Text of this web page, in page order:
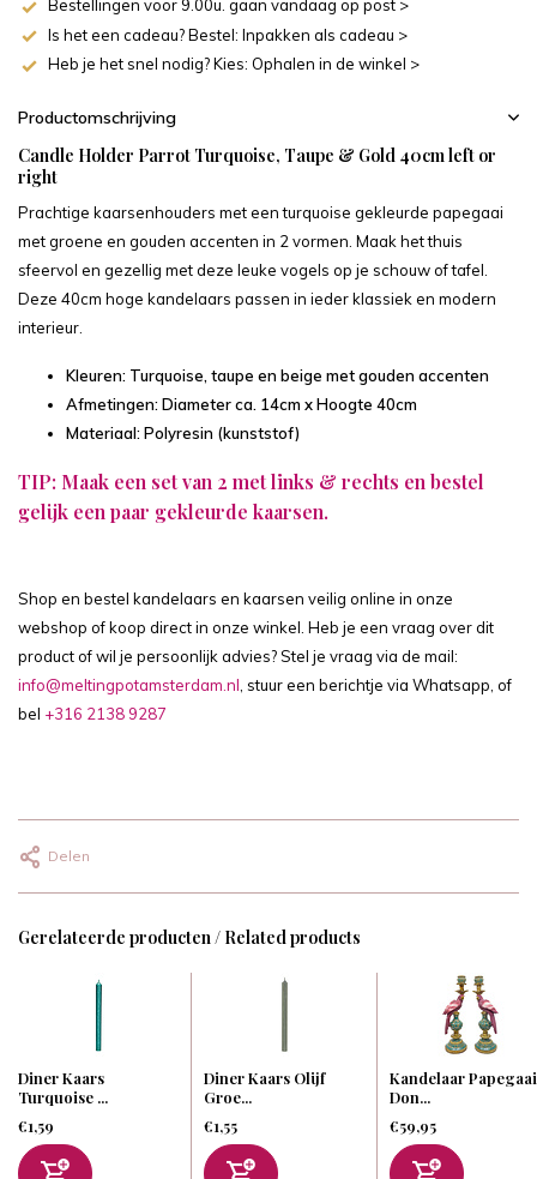
Bestellingen voor 9.00u. gaan vandaag op post >
Is het een cadeau? Bestel: Inpakken als cadeau >
Heb je het snel nodig? Kies: Ophalen in de winkel >
Productomschrijving
Candle Holder Parrot Turquoise, Taupe & Gold 40cm left or
right
Prachtige kaarsenhouders met een turquoise gekleurde papegaai
met groene en gouden accenten in 2 vormen. Maak het thuis
sfeervol en gezellig met deze leuke vogels op je schouw of tafel.
Deze 40cm hoge kandelaars passen in ieder klassiek en modern
interieur.
Kleuren: Turquoise, taupe en beige met gouden accenten
Afmetingen: Diameter ca. 14cm x Hoogte 40cm
Materiaal: Polyresin (kunststof)
TIP: Maak een set van 2 met links & rechts en bestel
gelijk een paar gekleurde kaarsen.
Shop en bestel kandelaars en kaarsen veilig online in onze
webshop of koop direct in onze winkel. Heb je een vraag over dit
product of wil je persoonlijk advies? Stel je vraag via de mail:
info@meltingpotamsterdam.nl, stuur een berichtje via Whatsapp, of
bel +316 2138 9287
Delen
Gerelateerde producten / Related products
Diner Kaars
Turquoise ...
€1,59
Diner Kaars Olijf
Groe...
€1,55
Kandelaar Papegaai
Don...
€59,95